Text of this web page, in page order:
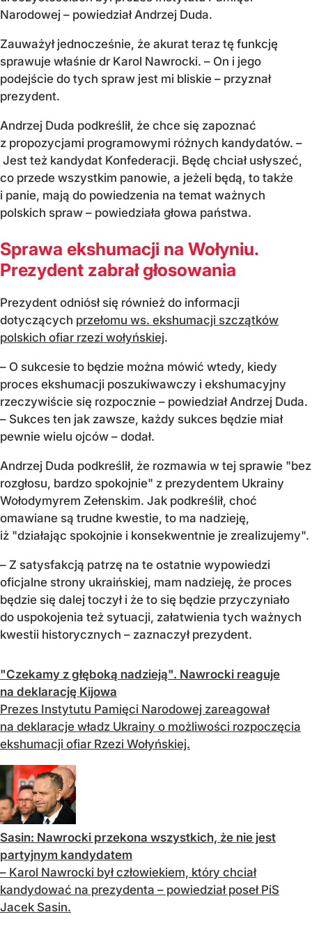
Narodowej – powiedział Andrzej Duda.
Zauważył jednocześnie, że akurat teraz tę funkcję
sprawuje właśnie dr Karol Nawrocki. – On i jego
podejście do tych spraw jest mi bliskie – przyznał
prezydent.
Andrzej Duda podkreślił, że chce się zapoznać
z propozycjami programowymi różnych kandydatów. –
Jest też kandydat Konfederacji. Będę chciał usłyszeć,
co przede wszystkim panowie, a jeżeli będą, to także
i panie, mają do powiedzenia na temat ważnych
polskich spraw – powiedziała głowa państwa.
Sprawa ekshumacji na Wołyniu.
Prezydent zabrał głosowania
Prezydent odniósł się również do informacji
dotyczących przełomu ws. ekshumacji szczątków
polskich ofiar rzezi wołyńskiej.
– O sukcesie to będzie można mówić wtedy, kiedy
proces ekshumacji poszukiwawczy i ekshumacyjny
rzeczywiście się rozpocznie – powiedział Andrzej Duda.
– Sukces ten jak zawsze, każdy sukces będzie miał
pewnie wielu ojców – dodał.
Andrzej Duda podkreślił, że rozmawia w tej sprawie "bez
rozgłosu, bardzo spokojnie" z prezydentem Ukrainy
Wołodymyrem Zełenskim. Jak podkreślił, choć
omawiane są trudne kwestie, to ma nadzieję,
iż "działając spokojnie i konsekwentnie je zrealizujemy".
– Z satysfakcją patrzę na te ostatnie wypowiedzi
oficjalne strony ukraińskiej, mam nadzieję, że proces
będzie się dalej toczył i że to się będzie przyczyniało
do uspokojenia też sytuacji, załatwienia tych ważnych
kwestii historycznych – zaznaczył prezydent.
"Czekamy z głęboką nadzieją". Nawrocki reaguje
na deklarację Kijowa
Prezes Instytutu Pamięci Narodowej zareagował
na deklaracje władz Ukrainy o możliwości rozpoczęcia
ekshumacji ofiar Rzezi Wołyńskiej.
Sasin: Nawrocki przekona wszystkich, że nie jest
partyjnym kandydatem
– Karol Nawrocki był człowiekiem, który chciał
kandydować na prezydenta – powiedział poseł PiS
Jacek Sasin.